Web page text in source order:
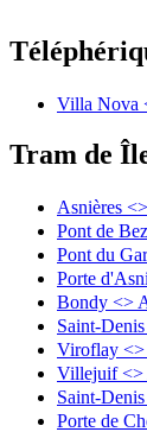
Villa Nova
Tram de
Asnières
Pont de
Pont du
Porte
Bondy <>︎
Saint-
Viroflay <>︎
Villejuif <>︎
Saint-
Porte de